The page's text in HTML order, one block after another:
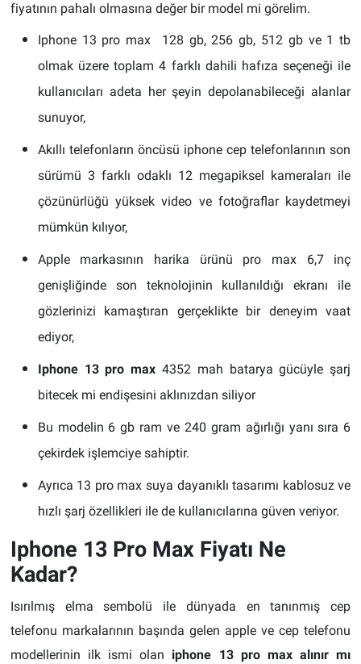
fiyatının pahalı olmasına değer bir model mi görelim.
Iphone 13 pro max 128 gb, 256 gb, 512 gb ve 1 tb
olmak üzere toplam 4 farklı dahili hafıza seçeneği ile
kullanıcıları adeta her şeyin depolanabileceği alanlar
sunuyor,
Akıllı telefonların öncüsü iphone cep telefonlarının son
sürümü 3 farklı odaklı 12 megapiksel kameraları ile
çözünürlüğü yüksek video ve fotoğraflar kaydetmeyi
mümkün kılıyor,
Apple markasının harika ürünü pro max 6,7 inç
genişliğinde son teknolojinin kullanıldığı ekranı ile
gözlerinizi kamaştıran gerçeklikte bir deneyim vaat
ediyor,
Iphone 13 pro max 4352 mah batarya gücüyle şarj
bitecek mi endişesini aklınızdan siliyor
Bu modelin 6 gb ram ve 240 gram ağırlığı yanı sıra 6
çekirdek işlemciye sahiptir.
Ayrıca 13 pro max suya dayanıklı tasarımı kablosuz ve
hızlı şarj özellikleri ile de kullanıcılarına güven veriyor.
Iphone 13 Pro Max Fiyatı Ne
Kadar?
Isırılmış elma sembolü ile dünyada en tanınmış cep
telefonu markalarının başında gelen apple ve cep telefonu
modellerinin ilk ismi olan iphone 13 pro max alınır mı